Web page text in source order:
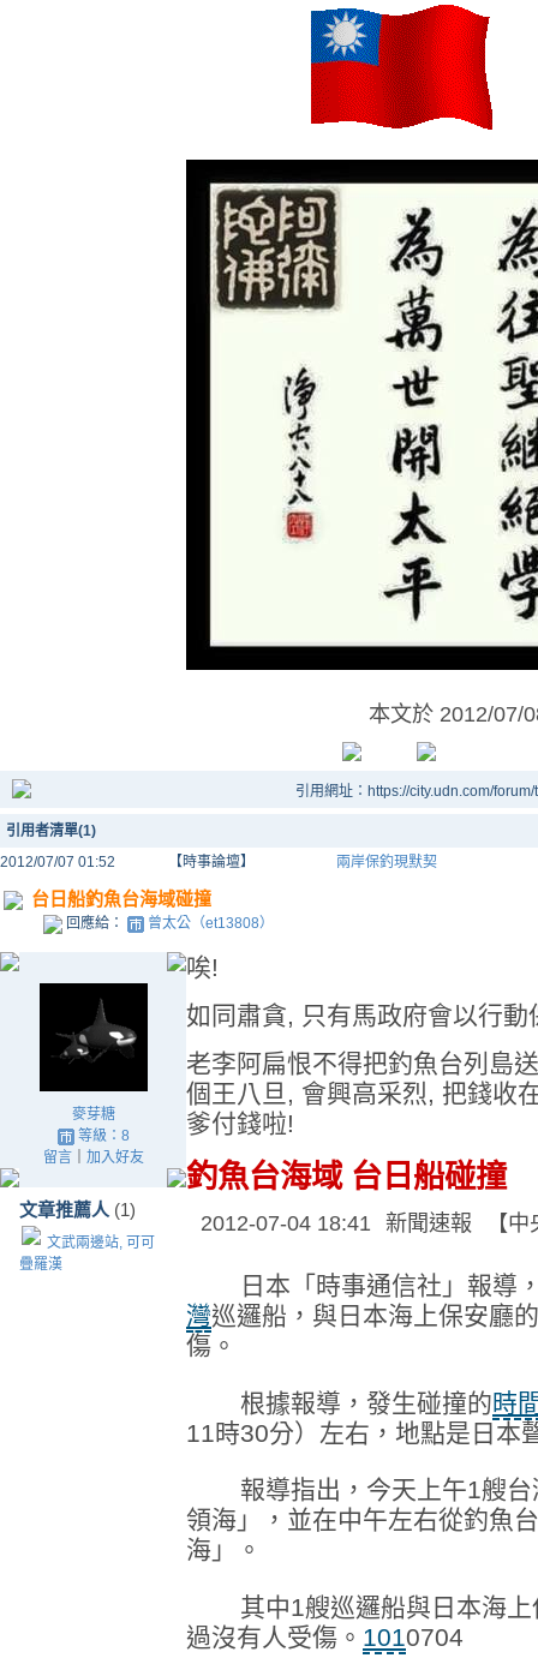
本文於 2012/07/
引用網址：https://city.udn.com/
引用者清單(1)
2012/07/07 01:52
【時事論壇】 兩岸保釣現默契
台日船釣魚台海域碰撞
回應給： 曾太公（et13808）
麥芽糖
等級：8
留言｜ 加入好友
文章推薦人 (1)
文武兩邊站, 可可
疊羅漢
唉!
如同肅貪, 只有馬政府會以行動
老李阿扁恨不得把釣魚台列島
個王八旦, 會興高采烈, 把錢收
爹付錢啦!
釣魚台海域 台日船碰撞
2012-07-04 18:41 新聞速報 【
日本「時事通信社」報導，
灣巡邏船，與日本海上保安廳
傷。
根據報導，發生碰撞的時
11時30分）左右，地點是日本
報導指出，今天上午1艘台
領海」，並在中午左右從釣魚
海」。
其中1艘巡邏船與日本海上
過沒有人受傷。 1010704